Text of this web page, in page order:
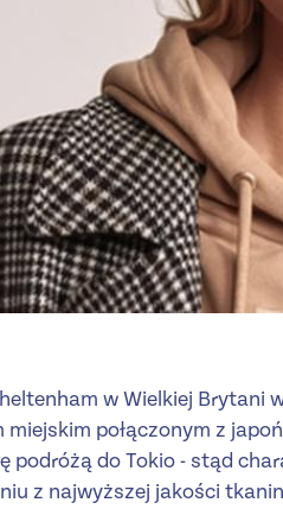
w Wielkiej Brytani
połączonym z
podróżą do Tokio - stąd
z najwyższej jakości